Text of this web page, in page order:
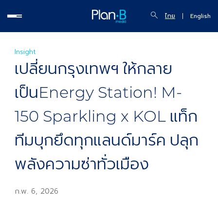
ไทย English
Insight
เปลี่ยนกรุงเทพฯ ให้กลาย
เป็นEnergy Station! M-
150 Sparkling x KOL แท็ก
ทีมบุกยึดทุกแลนด์มาร์ค ปลุก
พลังความซ่าทั่วเมือง
ก.พ. 6, 2026